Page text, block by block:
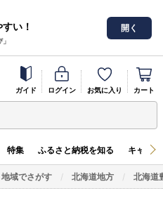
い！
開く
ガイド ログイン お気に入り カート
特集 ふるさと納税を知る キャン
地域でさがす 北海道地方 北海道